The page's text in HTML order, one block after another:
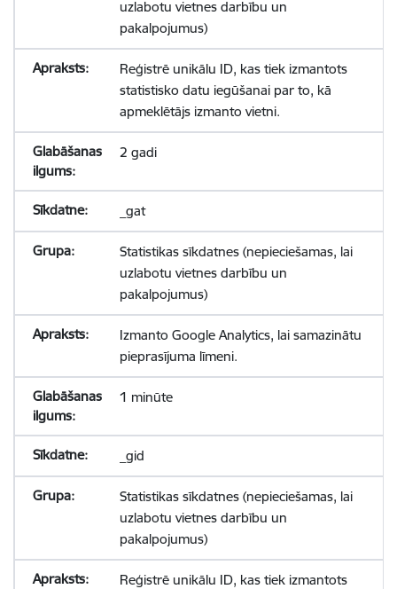
uzlabotu vietnes darbību un
pakalpojumus)
Reģistrē unikālu ID, kas tiek izmantots
statistisko datu iegūšanai par to, kā
apmeklētājs izmanto vietni.
2 gadi
_gat
Statistikas sīkdatnes (nepieciešamas, lai
uzlabotu vietnes darbību un
pakalpojumus)
Izmanto Google Analytics, lai samazinātu
pieprasījuma līmeni.
1 minūte
_gid
Statistikas sīkdatnes (nepieciešamas, lai
uzlabotu vietnes darbību un
pakalpojumus)
Reģistrē unikālu ID, kas tiek izmantots